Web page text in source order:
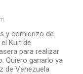
y comienzo de
Kuit de
para realizar
Quiero ganarlo ya
de Venezuela